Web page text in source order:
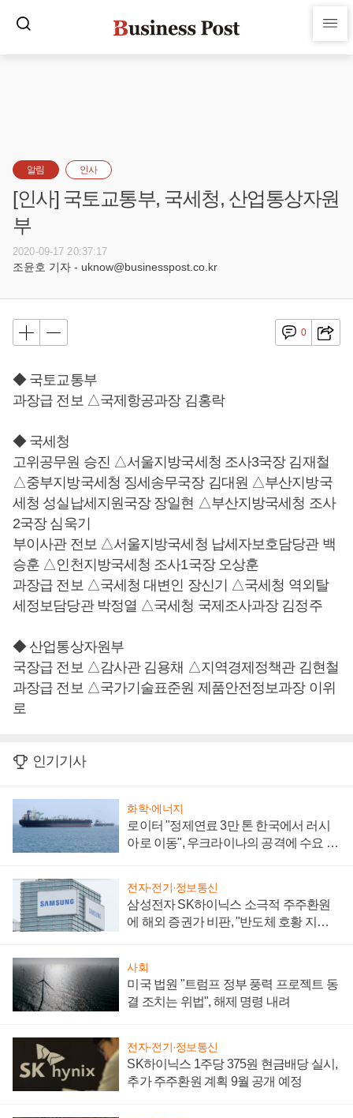
알림 인사
[인사] 국토교통부, 국세청, 산업통상자원
부
2020-09-17 20:37:17
조윤호 기자 - uknow@businesspost.co.kr
0
◆ 국토교통부
과장급 전보 △국제항공과장 김홍락
◆ 국세청
고위공무원 승진 △서울지방국세청 조사3국장 김재철
△중부지방국세청 징세송무국장 김대원 △부산지방국
세청 성실납세지원국장 장일현 △부산지방국세청 조사
2국장 심욱기
부이사관 전보 △서울지방국세청 납세자보호담당관 백
승훈 △인천지방국세청 조사1국장 오상훈
과장급 전보 △국세청 대변인 장신기 △국세청 역외탈
세정보담당관 박정열 △국세청 국제조사과장 김정주
◆ 산업통상자원부
국장급 전보 △감사관 김용채 △지역경제정책관 김현철
과장급 전보 △국가기술표준원 제품안전정보과장 이위
로
인기기사
화학·에너지
로이터 "정제연료 3만 톤 한국에서 러시
아로 이동", 우크라이나의 공격에 수요 늘
전자·전기·정보통신
삼성전자 SK하이닉스 소극적 주주환원
에 해외 증권가 비판, "반도체 호황 지속
사회
미국 법원 "트럼프 정부 풍력 프로젝트 동
결 조치는 위법", 해제 명령 내려
전자·전기·정보통신
SK하이닉스 1주당 375원 현금배당 실시,
추가 주주환원 계획 9월 공개 예정